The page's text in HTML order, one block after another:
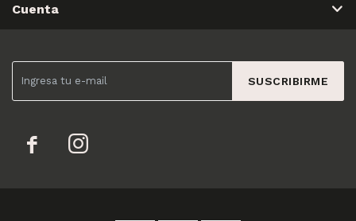
SUSCRIBIRME
 
Cuenta